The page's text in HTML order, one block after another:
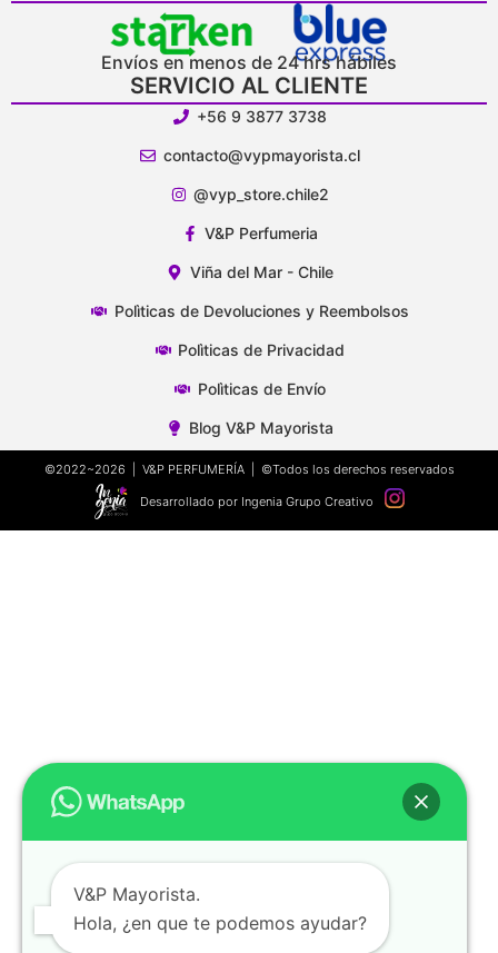
Envíos en menos de 24 hrs hábiles
SERVICIO AL CLIENTE
+56 9 3877 3738
contacto@vypmayorista.cl
@vyp_store.chile2
V&P Perfumeria
Viña del Mar - Chile
Polìticas de Devoluciones y Reembolsos
Polìticas de Privacidad
Polìticas de Envío
Blog V&P Mayorista
©2022~2026 | V&P PERFUMERÍA | ©Todos los derechos reservados
Desarrollado por Ingenia Grupo Creativo
V&P Mayorista.
Hola, ¿en que te podemos ayudar?